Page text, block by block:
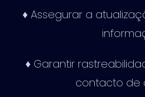
♦ Assegurar a
♦ Garantir
contacto de